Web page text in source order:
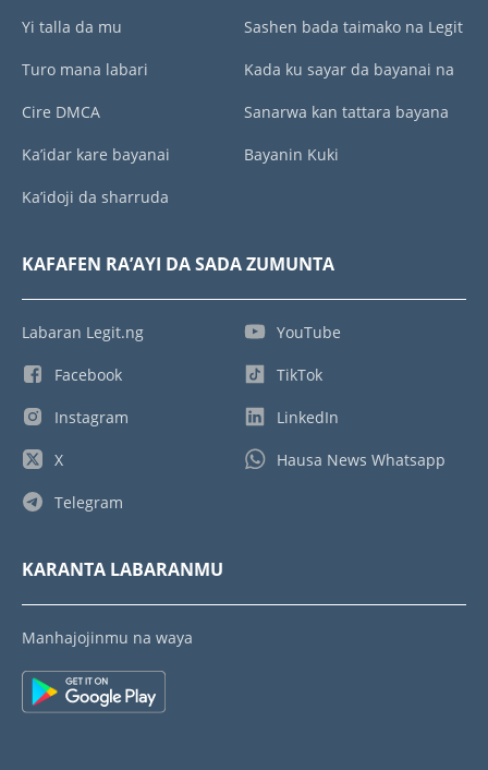
Yi talla da mu
Turo mana labari
Cire DMCA
Ka’idar kare bayanai
Ka’idoji da sharruda
Sashen bada taimako na Legit
Kada ku sayar da bayanai na
Sanarwa kan tattara bayana
Bayanin Kuki
KAFAFEN RA’AYI DA SADA ZUMUNTA
Labaran Legit.ng
Facebook
Instagram
X
Telegram
YouTube
TikTok
LinkedIn
Hausa News Whatsapp
KARANTA LABARANMU
Manhajojinmu na waya